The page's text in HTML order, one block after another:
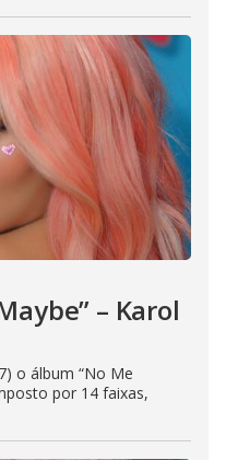
– Karol
o álbum “No Me
por 14 faixas,